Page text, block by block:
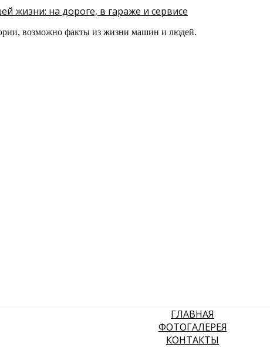
жизни: на дороге, в гараже и сервисе
возможно факты из жизни машин и людей.
ГЛАВНАЯ
ФОТОГАЛЕРЕЯ
КОНТАКТЫ